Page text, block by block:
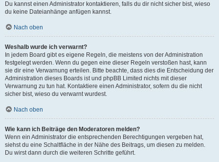
Du kannst einen Administrator kontaktieren, falls du dir nicht sicher bist, wieso
du keine Dateianhänge anfügen kannst.
Nach oben
Weshalb wurde ich verwarnt?
In jedem Board gibt es eigene Regeln, die meistens von der Administration
festgelegt werden. Wenn du gegen eine dieser Regeln verstoßen hast, kann
sie dir eine Verwarnung erteilen. Bitte beachte, dass dies die Entscheidung der
Administration dieses Boards ist und phpBB Limited nichts mit dieser
Verwarnung zu tun hat. Kontaktiere einen Administrator, sofern du die nicht
sicher bist, wieso du verwarnt wurdest.
Nach oben
Wie kann ich Beiträge den Moderatoren melden?
Wenn ein Administrator die entsprechenden Berechtigungen vergeben hat,
siehst du eine Schaltfläche in der Nähe des Beitrags, um diesen zu melden.
Du wirst dann durch die weiteren Schritte geführt.